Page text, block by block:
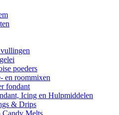
poeders
en roommixen
fondant
Icing en Hulpmiddelen
& Drips
Candy Melts